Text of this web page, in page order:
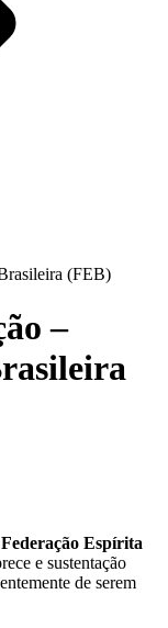
(FEB)
–
Federação Espírita
e sustentação
de serem